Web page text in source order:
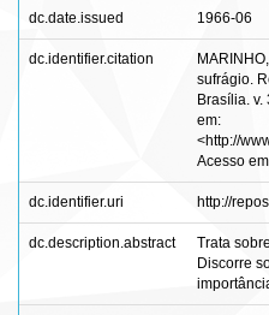
dc.date.issued 1966-06
dc.identifier.citation
sufrágio.
Brasília. v.
em:
<http://
Acesso
dc.identifier.uri http://
dc.description.abstract
Trata
Discorre